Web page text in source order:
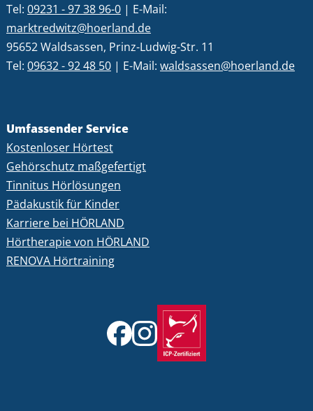
Tel: 09231 - 97 38 96-0 | E-Mail:
marktredwitz@hoerland.de
95652 Waldsassen, Prinz-Ludwig-Str. 11
Tel: 09632 - 92 48 50 | E-Mail: waldsassen@hoerland.de
Umfassender Service
Kostenloser Hörtest
Gehörschutz maßgefertigt
Tinnitus Hörlösungen
Pädakustik für Kinder
Karriere bei HÖRLAND
Hörtherapie von HÖRLAND
RENOVA Hörtraining